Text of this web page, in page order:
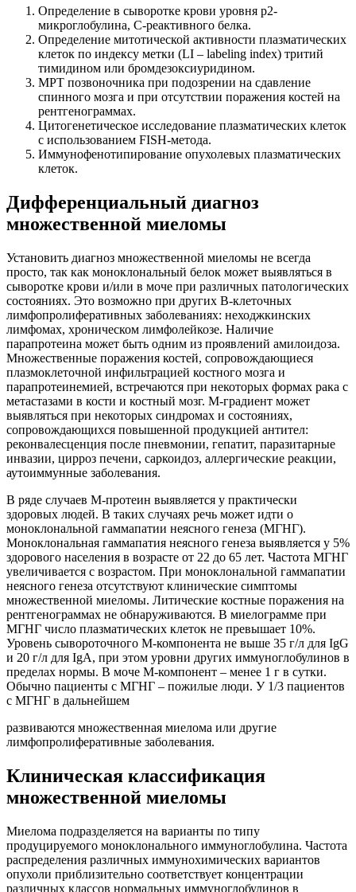
Определение в сыворотке крови уровня р2-
микроглобулина, С-реактивного белка.
Определение митотической активности плазматических
клеток по индексу метки (LI – labeling index) тритий
тимидином или бромдезоксиуридином.
МРТ позвоночника при подозрении на сдавление
спинного мозга и при отсутствии поражения костей на
рентгенограммах.
Цитогенетическое исследование плазматических клеток
с использованием FISH-метода.
Иммунофенотипирование опухолевых плазматических
клеток.
Дифференциальный диагноз
множественной миеломы
Установить диагноз множественной миеломы не всегда
просто, так как моноклональный белок может выявляться в
сыворотке крови и/или в моче при различных патологических
состояниях. Это возможно при других В-клеточных
лимфопролиферативных заболеваниях: неходжкинских
лимфомах, хроническом лимфолейкозе. Наличие
парапротеина может быть одним из проявлений амилоидоза.
Множественные поражения костей, сопровождающиеся
плазмоклеточной инфильтрацией костного мозга и
парапротеинемией, встречаются при некоторых формах рака с
метастазами в кости и костный мозг. М-градиент может
выявляться при некоторых синдромах и состояниях,
сопровождающихся повышенной продукцией антител:
реконвалесценция после пневмонии, гепатит, паразитарные
инвазии, цирроз печени, саркоидоз, аллергические реакции,
аутоиммунные заболевания.
В ряде случаев М-протеин выявляется у практически
здоровых людей. В таких случаях речь может идти о
моноклональной гаммапатии неясного генеза (МГНГ).
Моноклональная гаммапатия неясного генеза выявляется у 5%
здорового населения в возрасте от 22 до 65 лет. Частота МГНГ
увеличивается с возрастом. При моноклональной гаммапатии
неясного генеза отсутствуют клинические симптомы
множественной миеломы. Литические костные поражения на
рентгенограммах не обнаруживаются. В миелограмме при
МГНГ число плазматических клеток не превышает 10%.
Уровень сывороточного М-компонента не выше 35 г/л для IgG
и 20 г/л для IgA, при этом уровни других иммуноглобулинов в
пределах нормы. В моче М-компонент – менее 1 г в сутки.
Обычно пациенты с МГНГ – пожилые люди. У 1/3 пациентов
с МГНГ в дальнейшем
развиваются множественная миелома или другие
лимфопролиферативные заболевания.
Клиническая классификация
множественной миеломы
Миелома подразделяется на варианты по типу
продуцируемого моноклонального иммуноглобулина. Частота
распределения различных иммунохимических вариантов
опухоли приблизительно соответствует концентрации
различных классов нормальных иммуноглобулинов в